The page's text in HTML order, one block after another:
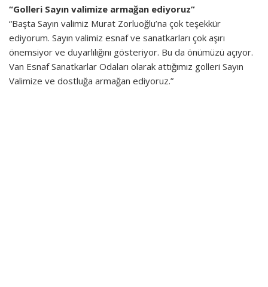
“Golleri Sayın valimize armağan ediyoruz”
“Başta Sayın valimiz Murat Zorluoğlu’na çok teşekkür
ediyorum. Sayın valimiz esnaf ve sanatkarları çok aşırı
önemsiyor ve duyarlılığını gösteriyor. Bu da önümüzü açıyor.
Van Esnaf Sanatkarlar Odaları olarak attığımız golleri Sayın
Valimize ve dostluğa armağan ediyoruz.”